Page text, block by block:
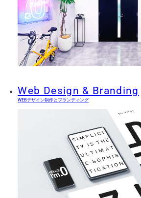
Web Design & Branding
WEBデザイン制作とブランディング